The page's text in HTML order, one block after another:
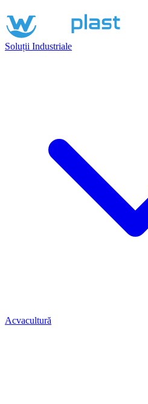
Soluții Industriale
Acvacultură